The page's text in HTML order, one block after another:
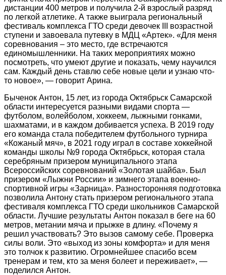
дистанции 400 метров и получила 2-й взрослый разряд
по легкой атлетике. А также выиграла региональный
фестиваль комплекса ГТО среди девочек III возрастной
ступени и завоевала путевку в МДЦ «Артек». «Для меня
соревнования – это место, где встречаются
единомышленники. На таких мероприятиях можно
посмотреть, что умеют другие и показать, чему научился
сам. Каждый день ставлю себе новые цели и узнаю что-
то новое», — говорит Арина.
Быченок Антон, 15 лет, из города Октябрьск Самарской
области интересуется разными видами спорта —
футболом, волейболом, хоккеем, лыжными гонками,
шахматами, и в каждом добивается успеха. В 2019 году
его команда стала победителем футбольного турнира
«Кожаный мяч», в 2021 году играл в составе хоккейной
команды школы №9 города Октябрьск, которая стала
серебряным призером муниципального этапа
Всероссийских соревнований «Золотая шайба». Был
призером «Лыжни России» и зимнего этапа военно-
спортивной игры «Зарница». Разносторонняя подготовка
позволила Антону стать призером регионального этапа
фестиваля комплекса ГТО среди школьников Самарской
области. Лучшие результаты Антон показал в беге на 60
метров, метании мяча и прыжке в длину. «Почему я
решил участвовать? Это вызов самому себе. Проверка
силы воли. Это «выход из зоны комфорта» и для меня
это толчок к развитию. Огромнейшее спасибо всем
тренерам и тем, кто за меня болеет и переживает», —
поделился Антон.